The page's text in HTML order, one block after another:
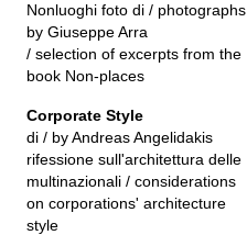
Nonluoghi foto di / photographs
by Giuseppe Arra
/ selection of excerpts from the
book Non-places
Corporate Style
di / by Andreas Angelidakis
rifessione sull'architettura delle
multinazionali / considerations
on corporations' architecture
style